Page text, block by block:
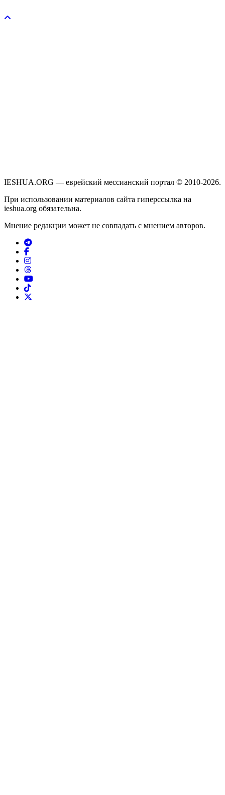
IESHUA.ORG — еврейский мессианский портал © 2010-2026.
При использовании материалов сайта гиперссылка на
ieshua.org обязательна.
Мнение редакции может не совпадать с мнением авторов.